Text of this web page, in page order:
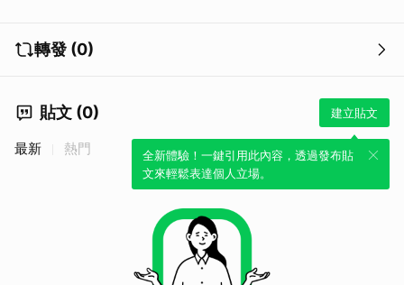
轉發 (0)
貼文 (0) 建立貼文
全新體驗！一鍵引用此內容，透過發布貼
文來輕鬆表達個人立場。
最新 熱門